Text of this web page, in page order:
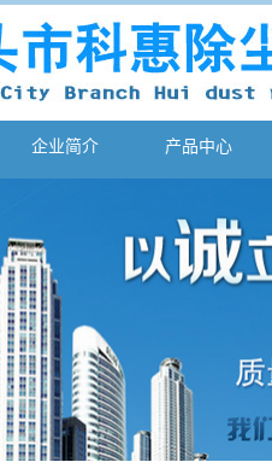
企业简介 产品中心